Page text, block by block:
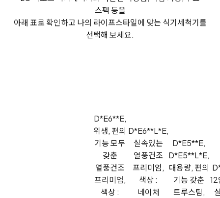
스펙 등을
아래 표로 확인하고 나의 라이프스타일에 맞는 식기세척기를
선택해 보세요.
D*E6**E,
위생, 편의
기능 모두
갖춘
열풍건조
프리미엄,
색상 :
D*E6**L*E,
실속있는
열풍건조
프리미엄,
색상 :
네이처
D*E5**E,
D*E5**L*E,
대용량, 편의
기능 갖춘
트루스팀,